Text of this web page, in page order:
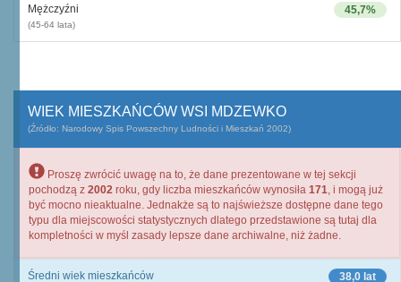
45,7%
Mężczyźni
(45-64 lata)
WIEK MIESZKAŃCÓW WSI MDZEWKO
(Źródło: Narodowy Spis Powszechny Ludności i Mieszkań 2002)
Proszę zwrócić uwagę na to, że dane prezentowane w tej sekcji
pochodzą z 2002 roku, gdy liczba mieszkańców wynosiła 171, i mogą już
być mocno nieaktualne. Jednakże są to najświeższe dostępne dane tego
typu dla miejscowości statystycznych dlatego przedstawione są tutaj dla
kompletności w myśl zasady lepsze dane archiwalne, niż żadne.
38,0 lat
Średni wiek mieszkańców